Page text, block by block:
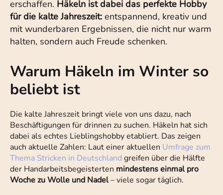
erschaffen. Häkeln ist dabei das perfekte Hobby
für die kalte Jahreszeit: entspannend, kreativ und
mit wunderbaren Ergebnissen, die nicht nur warm
halten, sondern auch Freude schenken.
Warum Häkeln im Winter so
beliebt ist
Die kalte Jahreszeit bringt viele von uns dazu, nach
Beschäftigungen für drinnen zu suchen. Häkeln hat sich
dabei als echtes Lieblingshobby etabliert. Das zeigen
auch aktuelle Zahlen: Laut einer aktuellen Umfrage zum
Thema Stricken in Deutschland greifen über die Hälfte
der Handarbeitsbegeisterten mindestens einmal pro
Woche zu Wolle und Nadel– viele sogar täglich.